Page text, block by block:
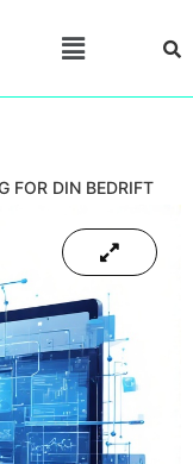
FOR DIN BEDRIFT